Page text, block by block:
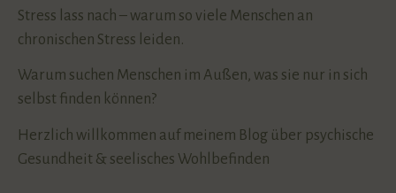
Stress lass nach – warum so viele Menschen an
chronischen Stress leiden.
Warum suchen Menschen im Außen, was sie nur in sich
selbst finden können?
Herzlich willkommen auf meinem Blog über psychische
Gesundheit & seelisches Wohlbefinden